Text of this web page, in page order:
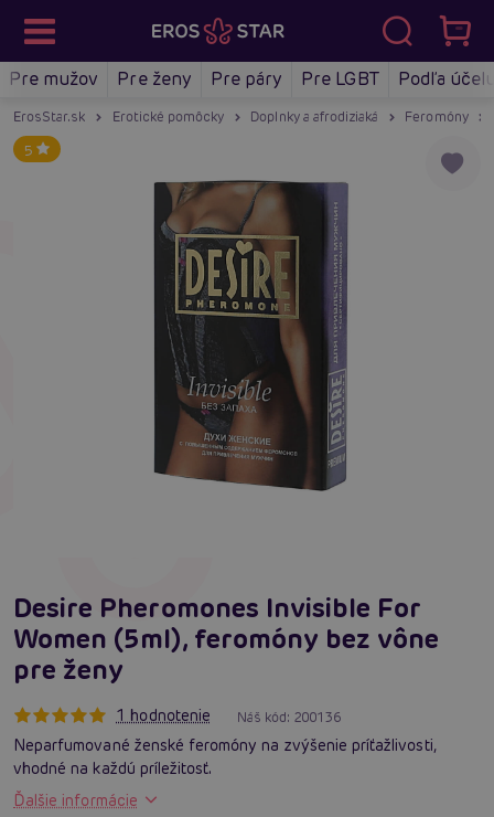
Pre mužov Pre ženy Pre páry Pre LGBT Podľa
ErosStar.sk Erotické pomôcky Doplnky a afrodiziaká Feromóny
5
Desire Pheromones Invisible For
Women (5ml), feromóny bez vône
pre ženy
1 hodnotenie Náš kód: 200136
Neparfumované ženské feromóny na zvýšenie príťažlivosti,
vhodné na každú príležitosť.
Ďalšie informácie